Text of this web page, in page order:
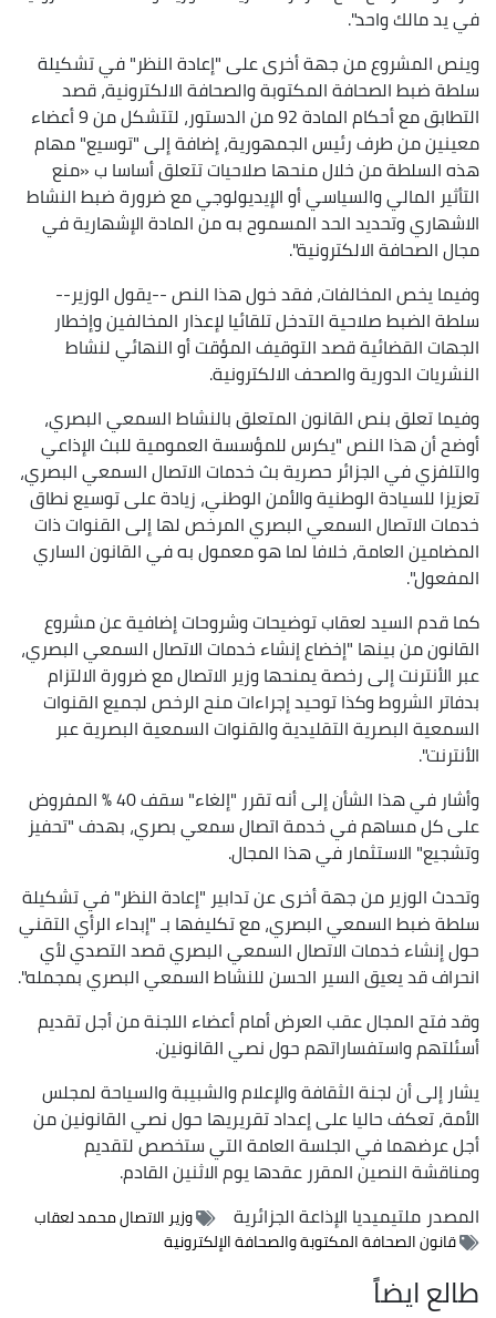
في يد مالك واحد".
وينص المشروع من جهة أخرى على "إعادة النظر" في تشكيلة
سلطة ضبط الصحافة المكتوبة والصحافة الالكترونية، قصد
التطابق مع أحكام المادة 92 من الدستور، لتتشكل من 9 أعضاء
معينين من طرف رئيس الجمهورية، إضافة إلى "توسيع" مهام
هذه السلطة من خلال منحها صلاحيات تتعلق أساسا ب «منع
التأثير المالي والسياسي أو الإيديولوجي مع ضرورة ضبط النشاط
الاشهاري وتحديد الحد المسموح به من المادة الإشهارية في
مجال الصحافة الالكترونية".
وفيما يخص المخالفات، فقد خول هذا النص --يقول الوزير--
سلطة الضبط صلاحية التدخل تلقائيا لإعذار المخالفين وإخطار
الجهات القضائية قصد التوقيف المؤقت أو النهائي لنشاط
النشريات الدورية والصحف الالكترونية.
وفيما تعلق بنص القانون المتعلق بالنشاط السمعي البصري،
أوضح أن هذا النص "يكرس للمؤسسة العمومية للبث الإذاعي
والتلفزي في الجزائر حصرية بث خدمات الاتصال السمعي البصري،
تعزيزا للسيادة الوطنية والأمن الوطني، زيادة على توسيع نطاق
خدمات الاتصال السمعي البصري المرخص لها إلى القنوات ذات
المضامين العامة، خلافا لما هو معمول به في القانون الساري
المفعول".
كما قدم السيد لعقاب توضيحات وشروحات إضافية عن مشروع
القانون من بينها "إخضاع إنشاء خدمات الاتصال السمعي البصري،
عبر الأنترنت إلى رخصة يمنحها وزير الاتصال مع ضرورة الالتزام
بدفاتر الشروط وكذا توحيد إجراءات منح الرخص لجميع القنوات
السمعية البصرية التقليدية والقنوات السمعية البصرية عبر
الأنترنت".
وأشار في هذا الشأن إلى أنه تقرر "إلغاء" سقف 40 % المفروض
على كل مساهم في خدمة اتصال سمعي بصري، بهدف "تحفيز
وتشجيع" الاستثمار في هذا المجال.
وتحدث الوزير من جهة أخرى عن تدابير "إعادة النظر" في تشكيلة
سلطة ضبط السمعي البصري، مع تكليفها بـ "إبداء الرأي التقني
حول إنشاء خدمات الاتصال السمعي البصري قصد التصدي لأي
انحراف قد يعيق السير الحسن للنشاط السمعي البصري بمجمله".
وقد فتح المجال عقب العرض أمام أعضاء اللجنة من أجل تقديم
أسئلتهم واستفساراتهم حول نصي القانونين.
يشار إلى أن لجنة الثقافة والإعلام والشبيبة والسياحة لمجلس
الأمة، تعكف حاليا على إعداد تقريريها حول نصي القانونين من
أجل عرضهما في الجلسة العامة التي ستخصص لتقديم
ومناقشة النصين المقرر عقدها يوم الاثنين القادم.
المصدرملتيميديا الإذاعة الجزائرية
وزير الاتصال محمد لعقاب
قانون الصحافة المكتوبة والصحافة الإلكترونية
طالع ايضاً